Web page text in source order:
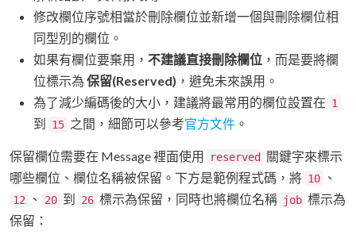
修改欄位序號相當於刪除欄位並新增一個與刪除欄位相
同型別的欄位。
如果有欄位要棄用， 不建議直接刪除欄位 ，而是要將欄
位標示為 保留(Reserved) ，避免未來誤用。
為了減少編碼後的大小，建議將最常用的欄位設置在 1
到 15 之間，細節可以參考官方文件 。
保留欄位需要在 Message 裡面使用 reserved
關鍵字來標示
哪些欄位、欄位名稱被保留。下方是範例程式碼，將 10 、
12 、 20 到 26 標示為保留，同時也將欄位名稱 job 標示為
保留：